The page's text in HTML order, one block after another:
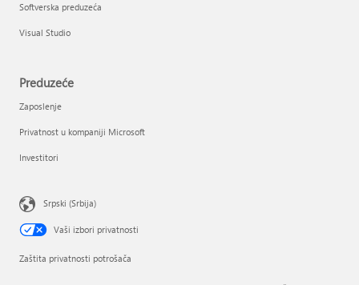
Softverska preduzeća
Visual Studio
Preduzeće
Zaposlenje
Privatnost u kompaniji Microsoft
Investitori
Srpski (Srbija)
Vaši izbori privatnosti
Zaštita privatnosti potrošača